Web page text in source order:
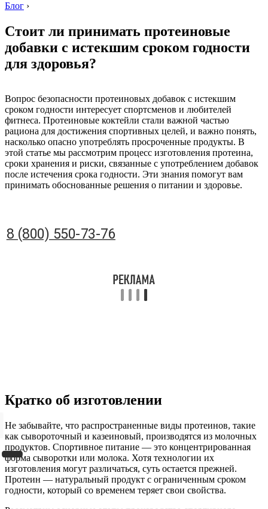
Блог ›
Стоит ли принимать протеиновые
добавки с истекшим сроком годности
для здоровья?
Вопрос безопасности протеиновых добавок с истекшим
сроком годности интересует спортсменов и любителей
фитнеса. Протеиновые коктейли стали важной частью
рациона для достижения спортивных целей, и важно понять,
насколько опасно употреблять просроченные продукты. В
этой статье мы рассмотрим процесс изготовления протеина,
сроки хранения и риски, связанные с употреблением добавок
после истечения срока годности. Эти знания помогут вам
принимать обоснованные решения о питании и здоровье.
Кратко об изготовлении
Не забывайте, что распространенные виды протеинов, такие
как сывороточный и казеиновый, производятся из молочных
продуктов. Спортивное питание — это концентрированная
форма сыворотки или молока. Хотя технологии их
изготовления могут различаться, суть остается прежней.
Протеин — натуральный продукт с ограниченным сроком
годности, который со временем теряет свои свойства.